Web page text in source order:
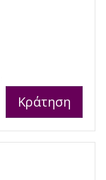
Κράτηση